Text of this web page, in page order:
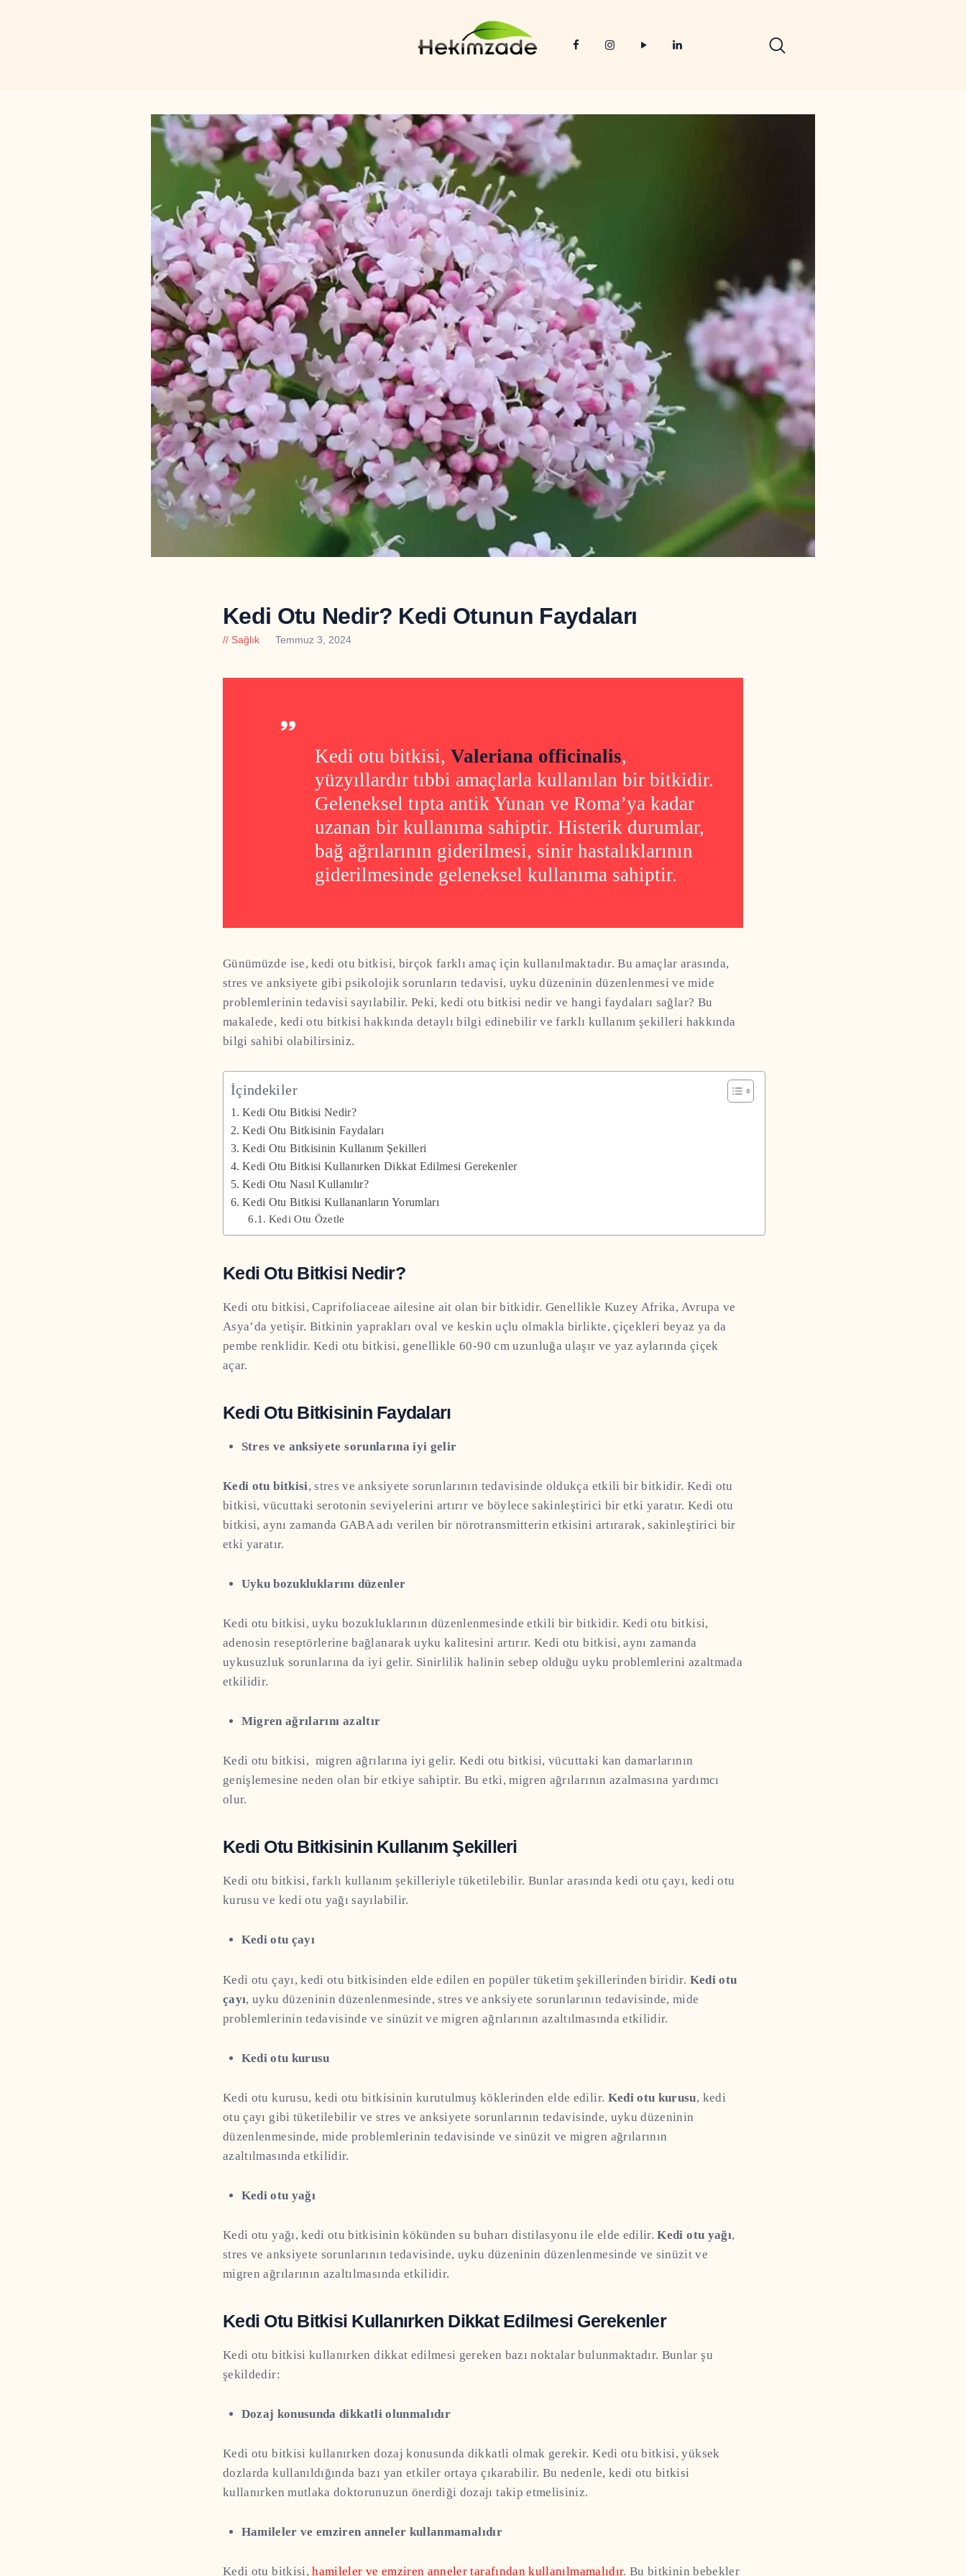
Kedi Otu Nedir? Kedi Otunun Faydaları
Sağlık Temmuz 3, 2024
Kedi otu bitkisi,Valeriana officinalis,
yüzyıllardır tıbbi amaçlarla kullanılan bir bitkidir.
Geleneksel tıpta antik Yunan ve Roma’ya kadar
uzanan bir kullanıma sahiptir. Histerik durumlar,
bağ ağrılarının giderilmesi, sinir hastalıklarının
giderilmesinde geleneksel kullanıma sahiptir.
Günümüzde ise, kedi otu bitkisi, birçok farklı amaç için kullanılmaktadır. Bu amaçlar arasında,
stres ve anksiyete gibi psikolojik sorunların tedavisi, uyku düzeninin düzenlenmesi ve mide
problemlerinin tedavisi sayılabilir. Peki, kedi otu bitkisi nedir ve hangi faydaları sağlar? Bu
makalede, kedi otu bitkisi hakkında detaylı bilgi edinebilir ve farklı kullanım şekilleri hakkında
bilgi sahibi olabilirsiniz.
İçindekiler
Kedi Otu Bitkisi Nedir?
Kedi Otu Bitkisinin Faydaları
Kedi Otu Bitkisinin Kullanım Şekilleri
Kedi Otu Bitkisi Kullanırken Dikkat Edilmesi Gerekenler
Kedi Otu Nasıl Kullanılır?
Kedi Otu Bitkisi Kullananların Yorumları
Kedi Otu Özetle
Kedi Otu Bitkisi Nedir?
Kedi otu bitkisi, Caprifoliaceae ailesine ait olan bir bitkidir. Genellikle Kuzey Afrika, Avrupa ve
Asya’da yetişir. Bitkinin yaprakları oval ve keskin uçlu olmakla birlikte, çiçekleri beyaz ya da
pembe renklidir. Kedi otu bitkisi, genellikle 60-90 cm uzunluğa ulaşır ve yaz aylarında çiçek
açar.
Kedi Otu Bitkisinin Faydaları
Stres ve anksiyete sorunlarına iyi gelir
Kedi otu bitkisi, stres ve anksiyete sorunlarının tedavisinde oldukça etkili bir bitkidir. Kedi otu
bitkisi, vücuttaki serotonin seviyelerini artırır ve böylece sakinleştirici bir etki yaratır. Kedi otu
bitkisi, aynı zamanda GABA adı verilen bir nörotransmitterin etkisini artırarak, sakinleştirici bir
etki yaratır.
Uyku bozukluklarını düzenler
Kedi otu bitkisi, uyku bozukluklarının düzenlenmesinde etkili bir bitkidir. Kedi otu bitkisi,
adenosin reseptörlerine bağlanarakuyku kalitesini artırır. Kedi otu bitkisi, aynı zamanda
uykusuzluk sorunlarına da iyi gelir. Sinirlilik halinin sebep olduğu uyku problemlerini azaltmada
etkilidir.
Migren ağrılarını azaltır
Kedi otu bitkisi, migren ağrılarına iyi gelir. Kedi otu bitkisi, vücuttaki kan damarlarının
genişlemesine neden olan bir etkiye sahiptir. Bu etki, migren ağrılarının azalmasına yardımcı
olur.
Kedi Otu Bitkisinin Kullanım Şekilleri
Kedi otu bitkisi, farklı kullanım şekilleriyle tüketilebilir. Bunlar arasında kedi otu çayı, kedi otu
kurusu ve kedi otu yağı sayılabilir.
Kedi otu çayı
Kedi otu çayı, kedi otu bitkisinden elde edilen en popüler tüketim şekillerinden biridir. Kedi otu
çayı, uyku düzeninin düzenlenmesinde, stres ve anksiyete sorunlarının tedavisinde, mide
problemlerinin tedavisinde ve sinüzit ve migren ağrılarının azaltılmasında etkilidir.
Kedi otu kurusu
Kedi otu kurusu, kedi otu bitkisinin kurutulmuş köklerinden elde edilir. Kedi otu kurusu, kedi
otu çayı gibi tüketilebilir ve stres ve anksiyete sorunlarının tedavisinde, uyku düzeninin
düzenlenmesinde, mide problemlerinin tedavisinde ve sinüzit ve migren ağrılarının
azaltılmasında etkilidir.
Kedi otu yağı
Kedi otu yağı, kedi otu bitkisinin kökünden su buharı distilasyonu ile elde edilir.Kedi otu yağı,
stres ve anksiyete sorunlarının tedavisinde, uyku düzeninin düzenlenmesinde ve sinüzit ve
migren ağrılarının azaltılmasında etkilidir.
Kedi Otu Bitkisi Kullanırken Dikkat Edilmesi Gerekenler
Kedi otu bitkisi kullanırken dikkat edilmesi gereken bazı noktalar bulunmaktadır. Bunlar şu
şekildedir:
Dozaj konusunda dikkatli olunmalıdır
Kedi otu bitkisi kullanırken dozaj konusunda dikkatli olmak gerekir. Kedi otu bitkisi, yüksek
dozlarda kullanıldığında bazı yan etkiler ortaya çıkarabilir. Bu nedenle, kedi otu bitkisi
kullanırken mutlaka doktorunuzun önerdiği dozajı takip etmelisiniz.
Hamileler ve emziren anneler kullanmamalıdır
Kedi otu bitkisi,hamileler ve emziren anneler tarafındankullanılmamalıdır. Bu bitkinin bebekler